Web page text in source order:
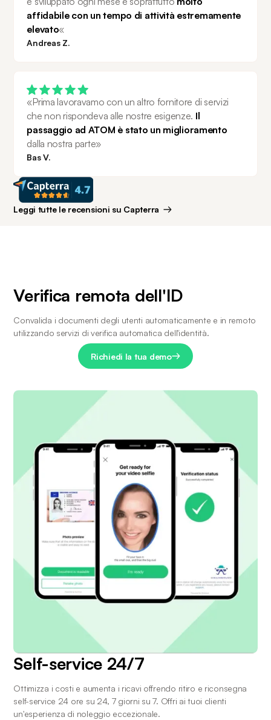
Leggi tutte le recensioni su Capterra
affidabile con un tempo di attività estremamente
elevato«
Andreas Z.
«Prima lavoravamo con un altro fornitore di servizi
che non rispondeva alle nostre esigenze. Il
dalla nostra parte»
Bas V.
Verifica remota dell'ID
Convalida i documenti degli utenti automaticamente e in remoto
utilizzando servizi di verifica automatica dell'identità.
Richiedi la tua demo
Self-service 24/7
Ottimizza i costi e aumenta i ricavi offrendo ritiro e riconsegna
self-service 24 ore su 24, 7 giorni su 7. Offri ai tuoi clienti
un'esperienza di noleggio eccezionale.